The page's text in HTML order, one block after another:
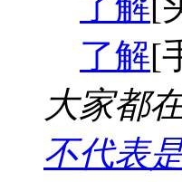
了解[
大家都
不代表